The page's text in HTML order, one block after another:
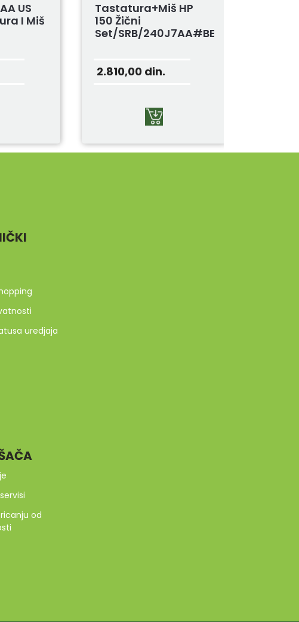
US
I Miš
Tastatura+miš HP
150 Žični
Set/SRB/240J7AA#BED/crna
2.810,00 din.
uredjaja
od